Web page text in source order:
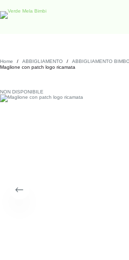
Home / ABBIGLIAMENTO / ABBIGLIAMENTO
Maglione con patch logo ricamata
NON DISPONIBILE